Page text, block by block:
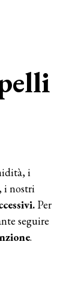
i
i nostri
Per
seguire
.